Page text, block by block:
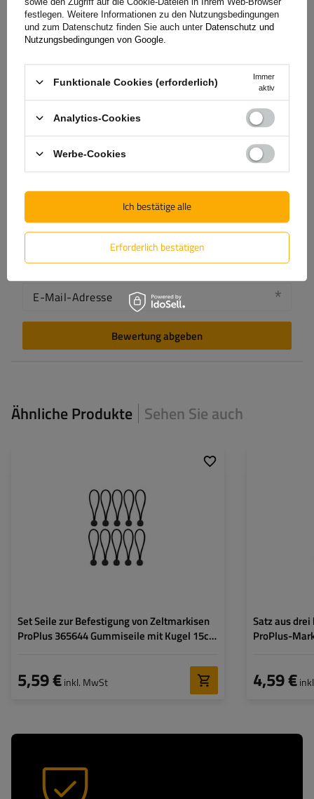
Ihre Bewertung:
Inhalt Ihrer Bewertung
Vorname
E-Mail-Adresse
Bewertung abgeben
Ähnliche Produkte Sehen Sie auch
Set Seile zur Befestigung von Zeltmarkisen
ProPlus 365644 Gummiseile mit Kugel 15cm
5,59 €inkl. MwSt
Satz aus
ProPlus-
4,59 €
festlegen. Weitere Informationen zu den Nutzungsbedingungen
und zum Datenschutz finden Sie auch unter Datenschutz und
Nutzungsbedingungen von Google
Funktionale Cookies (erforderlich)
Immer
aktiv
Analytics-Cookies
Werbe-Cookies
Erforderlich bestätigen
Ich bestätige alle